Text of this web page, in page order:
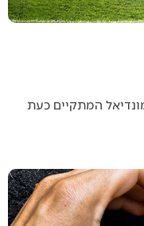
המתקיים כעת